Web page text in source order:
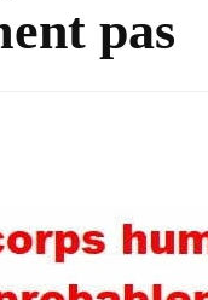
pas